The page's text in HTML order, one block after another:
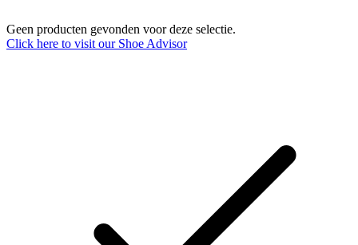
Geen producten gevonden voor deze selectie.
Click here to visit our Shoe Advisor